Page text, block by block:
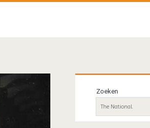
Primaire
sidebar
Zoeken